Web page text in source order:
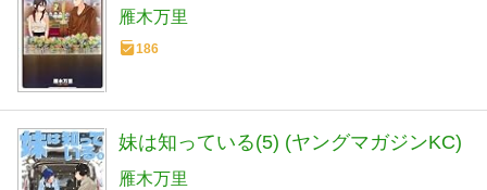
雁木万里
186
妹は知っている(5) (ヤングマガジンKC)
雁木万里